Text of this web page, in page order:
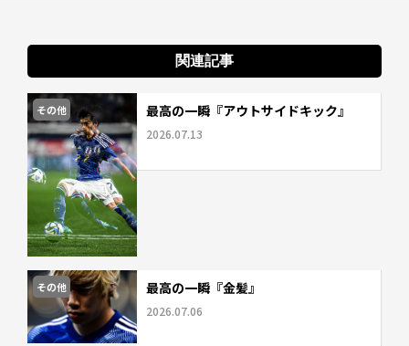
関連記事
その他 最高の一瞬『アウトサイドキック』
2026.07.13
その他 最高の一瞬『金髪』
2026.07.06